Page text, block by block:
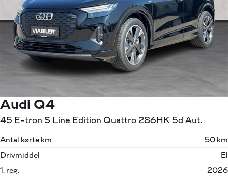
Audi Q4
45 E-tron S Line Edition Quattro 286HK 5d Aut.
Antal kørte km
50 km
Drivmiddel
El
1. reg.
2026